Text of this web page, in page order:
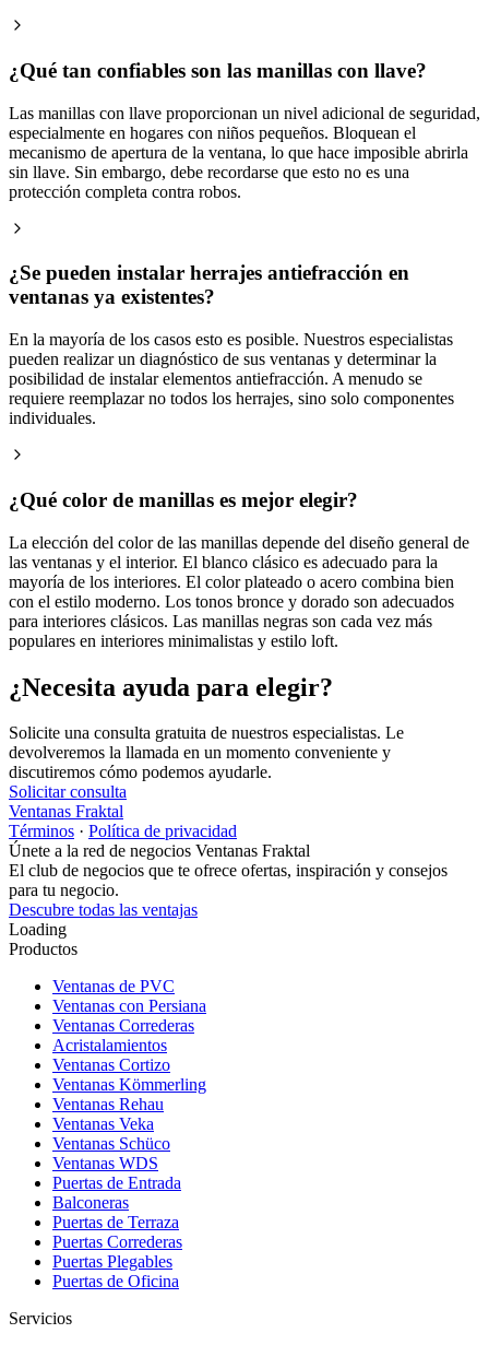
¿Qué tan confiables son las manillas con llave?
Las manillas con llave proporcionan un nivel adicional de seguridad,
especialmente en hogares con niños pequeños. Bloquean el
mecanismo de apertura de la ventana, lo que hace imposible abrirla
sin llave. Sin embargo, debe recordarse que esto no es una
protección completa contra robos.
¿Se pueden instalar herrajes antiefracción en
ventanas ya existentes?
En la mayoría de los casos esto es posible. Nuestros especialistas
pueden realizar un diagnóstico de sus ventanas y determinar la
posibilidad de instalar elementos antiefracción. A menudo se
requiere reemplazar no todos los herrajes, sino solo componentes
individuales.
¿Qué color de manillas es mejor elegir?
La elección del color de las manillas depende del diseño general de
las ventanas y el interior. El blanco clásico es adecuado para la
mayoría de los interiores. El color plateado o acero combina bien
con el estilo moderno. Los tonos bronce y dorado son adecuados
para interiores clásicos. Las manillas negras son cada vez más
populares en interiores minimalistas y estilo loft.
¿Necesita ayuda para elegir?
Solicite una consulta gratuita de nuestros especialistas. Le
devolveremos la llamada en un momento conveniente y
discutiremos cómo podemos ayudarle.
Solicitar consulta
Ventanas Fraktal
Términos · Política de privacidad
Únete a la red de negocios Ventanas Fraktal
El club de negocios que te ofrece ofertas, inspiración y consejos
para tu negocio.
Descubre todas las ventajas
Loading
Productos
Ventanas de PVC
Ventanas con Persiana
Ventanas Correderas
Acristalamientos
Ventanas Cortizo
Ventanas Kömmerling
Ventanas Rehau
Ventanas Veka
Ventanas Schüco
Ventanas WDS
Puertas de Entrada
Balconeras
Puertas de Terraza
Puertas Correderas
Puertas Plegables
Puertas de Oficina
Servicios